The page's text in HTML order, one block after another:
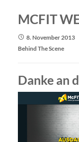
MCFIT
8. November 2013
Behind The Scene
Danke an